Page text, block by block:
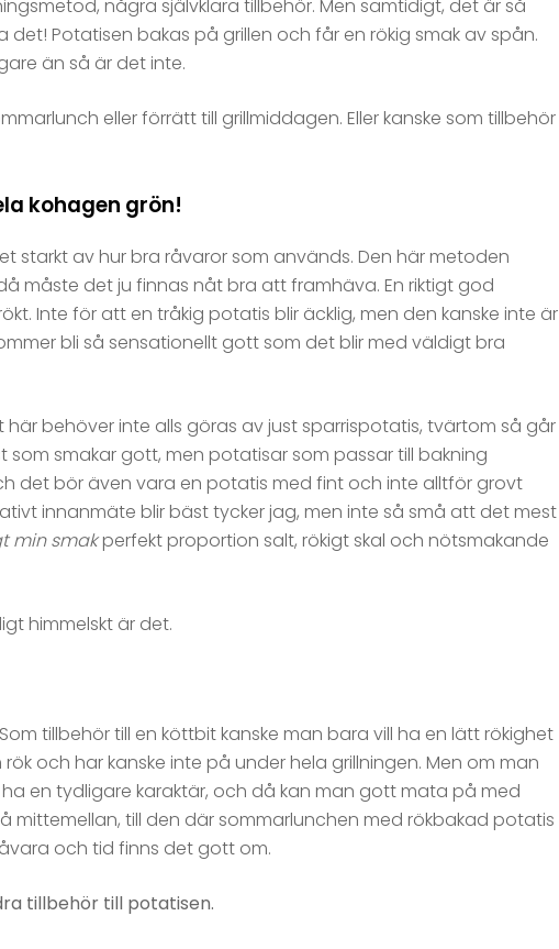
några självklara tillbehör. Men samtidigt, det är så
Potatisen bakas på grillen och får en rökig smak av spån.
än så är det inte.
eller förrätt till grillmiddagen. Eller kanske som tillbehör
kohagen grön!
starkt av hur bra råvaror som används. Den här metoden
måste det ju finnas nåt bra att framhäva. En riktigt god
Inte för att en tråkig potatis blir äcklig, men den kanske inte är
bli så sensationellt gott som det blir med väldigt bra
behöver inte alls göras av just sparrispotatis, tvärtom så går
smakar gott, men potatisar som passar till bakning
det bör även vara en potatis med fint och inte alltför grovt
innanmäte blir bäst tycker jag, men inte så små att det mest
min smakperfekt proportion salt, rökigt skal och nötsmakande
himmelskt är det.
tillbehör till en köttbit kanske man bara vill ha en lätt rökighet
och har kanske inte på under hela grillningen. Men om man
en tydligare karaktär, och då kan man gott mata på med
mittemellan, till den där sommarlunchen med rökbakad potatis
och tid finns det gott om.
tillbehör till potatisen.